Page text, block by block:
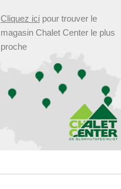
Cliquez ici pour trouver le
magasin Chalet Center le plus
proche